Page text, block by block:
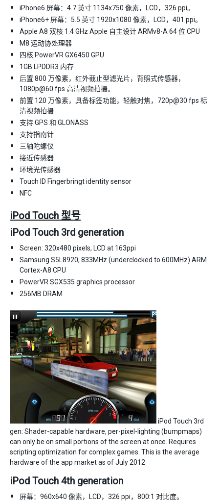
iPhone6 屏幕：4.7 英寸 1134x750 像素，LCD，326 ppi。
iPhone6+ 屏幕：5.5 英寸 1920x1080 像素，LCD，401 ppi。
Apple A8 双核 1.4 GHz Apple 自主设计 ARMv8-A 64 位 CPU
M8 运动协处理器
四核 PowerVR GX6450 GPU
1GB LPDDR3 内存
后置 800 万像素，红外截止型滤光片，背照式传感器，
1080p@60 fps 高清视频拍摄。
前置 120 万像素，具备标签功能，轻触对焦，720p@30 fps 标
清视频拍摄
支持 GPS 和 GLONASS
支持指南针
三轴陀螺仪
接近传感器
环境光传感器
Touch ID Fingerbringt identity sensor
NFC
iPod Touch 型号
iPod Touch 3rd generation
Screen: 320x480 pixels, LCD at 163ppi
Samsung S5L8920, 833MHz (underclocked to 600MHz) ARM
Cortex-A8 CPU
PowerVR SGX535 graphics processor
256MB DRAM
iPod Touch 3rd
gen: Shader-capable hardware, per-pixel-lighting (bumpmaps)
can only be on small portions of the screen at once. Requires
scripting optimization for complex games. This is the average
hardware of the app market as of July 2012
iPod Touch 4th generation
屏幕：960x640 像素，LCD，326 ppi，800:1 对比度。